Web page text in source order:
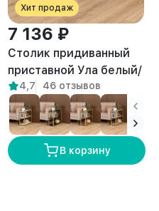
Хит продаж
7 136 ₽
Столик придиванный
приставной Ула белый/
амаретто
4,7 46 отзывов
В корзину